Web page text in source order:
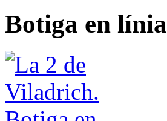
Botiga en línia